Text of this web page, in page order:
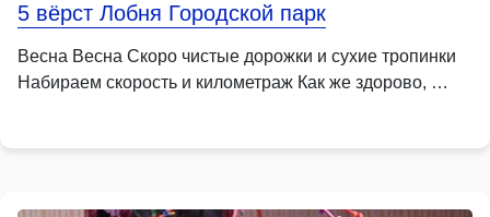
5 вёрст Лобня Городской парк
Весна Весна Скоро чистые дорожки и сухие тропинки
Набираем скорость и километраж Как же здорово, …